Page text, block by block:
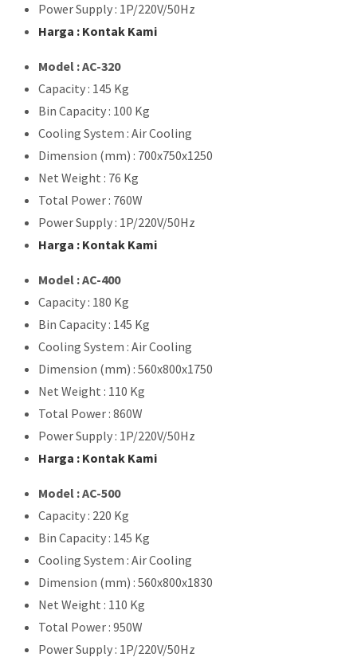
Power Supply : 1P/220V/50Hz
Harga : Kontak Kami
Model : AC-320
Capacity : 145 Kg
Bin Capacity : 100 Kg
Cooling System : Air Cooling
Dimension (mm) : 700x750x1250
Net Weight : 76 Kg
Total Power : 760W
Power Supply : 1P/220V/50Hz
Harga : Kontak Kami
Model : AC-400
Capacity : 180 Kg
Bin Capacity : 145 Kg
Cooling System : Air Cooling
Dimension (mm) : 560x800x1750
Net Weight : 110 Kg
Total Power : 860W
Power Supply : 1P/220V/50Hz
Harga : Kontak Kami
Model : AC-500
Capacity : 220 Kg
Bin Capacity : 145 Kg
Cooling System : Air Cooling
Dimension (mm) : 560x800x1830
Net Weight : 110 Kg
Total Power : 950W
Power Supply : 1P/220V/50Hz